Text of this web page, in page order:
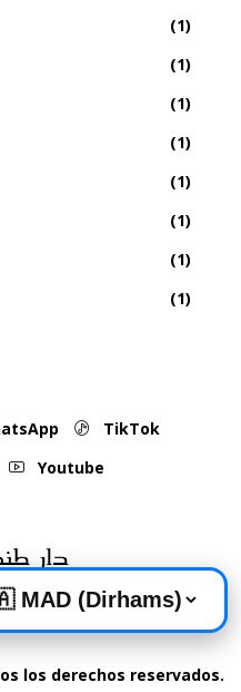
(1)
(1)
(1)
(1)
(1)
(1)
(1)
(1)
TikTok
Youtube
los derechos reservados.